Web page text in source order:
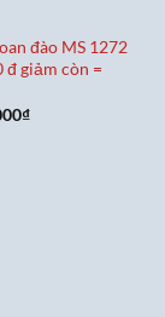
đào MS 1272
đ giảm còn =
₫Giá